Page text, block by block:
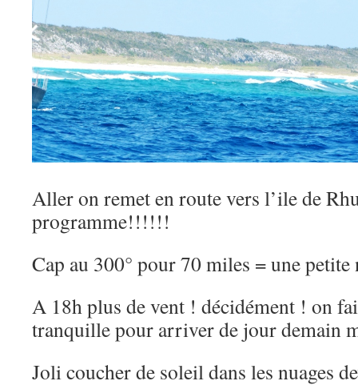
Aller on remet en route vers l’ile de
programme!!!!!!
Cap au 300° pour 70 miles = une
A 18h plus de vent ! décidément ! on
tranquille pour arriver de jour demain
Joli coucher de soleil dans les nuages